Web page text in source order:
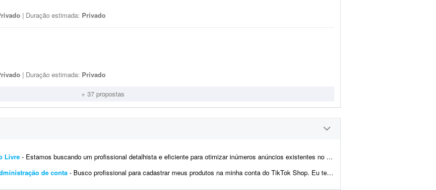
| Duração estimada: Privado
| Duração estimada: Privado
+ 37 propostas
Livre - Estamos buscando um profissional detalhista e eficiente para otimizar inúmeros anúncios existentes no Mercado Livre. O trabalho envolve duas frentes principais para garantir a correta...
de conta - Busco profissional para cadastrar meus produtos na minha conta do TikTok Shop. Eu tenho fotos e vídeos dos produtos. O trabalho é cadastrar corretamente os produtos e, futuramente, re...